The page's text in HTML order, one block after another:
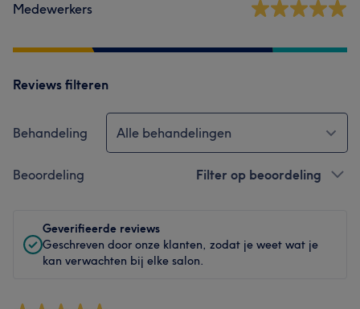
Medewerkers
Reviews filteren
Behandeling Alle behandelingen
Beoordeling Filter op beoordeling
Geverifieerde reviews
Geschreven door onze klanten, zodat je weet wat je
kan verwachten bij elke salon.